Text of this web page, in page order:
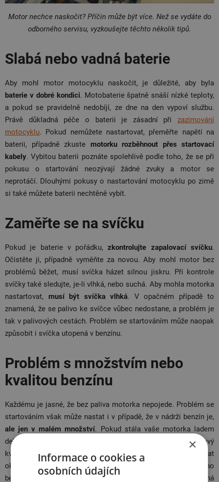
Motor nechce naskočit? Příčin může být více. Než se vydáte do
odborného servisu, vyzkoušejte těchto několik tipů.
Slabá nebo vadná baterie
Aby mohl motor motocyklu naskočit, je důležité, aby byla
baterie v dobré kondici. Motobaterie špatně snáší nízké teploty,
a pokud se pravidelně nedobíjí, ze dne na den vypoví službu.
Právě důkladná péče o baterii je zásadní při zazimování
motocyklu. Pokud nemůžete nastartovat, přeměřte napětí na
baterii, případně zkuste motorku rozběhnout přes startovací
kabely. Vybitou baterii poznáte spolehlivě podle toho, že se při
pokusu o startování neozývají žádné zvuky a motor se
neprotáčí. Dlouhými pokusy o nastartování motocyklu po zimě
si také můžete baterii nechtěně vybít.
Zaměřte se na svíčku
Pokud je baterie v pořádku,zkontrolujte zapalovací svíčku.
Očistěte ji, případně vyměňte za novou. Aby mohl motor bez
problémů běžet, musí svíčka házet silnou jiskru. Při kontrole
svíčky také sledujte, je-li vlhká, nebo suchá. Aby mohla motorka
nastartovat, musí být svíčka vlhká. V opačném případě to
znamená, že se palivo ke svíčce vůbec nedostane, a problém je
tak v palivových cestách. Problém se startováním může naopak
způsobit i svíčka utopená v benzínu.
Problém s množstvím nebo
kvalitou benzínu
Každému je jasné, že bez paliva motorka nepojede. Problém se
startováním však může nastat i v případě, že v nádrži benzín je,
ale jen v malém množství. Pokud stála vaše motorka ladem
delší dobu a nedaří se ji nastartovat, doplňte do nádrže nový
kvalitní benzín. Při delší odstávce může z benzínu vyprchat
oktan a spalování paliva nebude možné. Přimícháním čerstvého
benzínu se množství oktanu rapidně zvýší a motorka možná
×
Informace o cookies a
osobních údajích